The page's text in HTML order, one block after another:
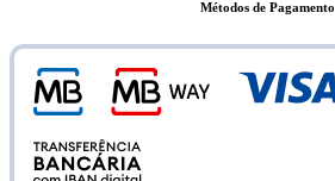
Métodos de Pagamento